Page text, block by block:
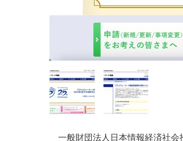
一般財団法人日本情報経済社会